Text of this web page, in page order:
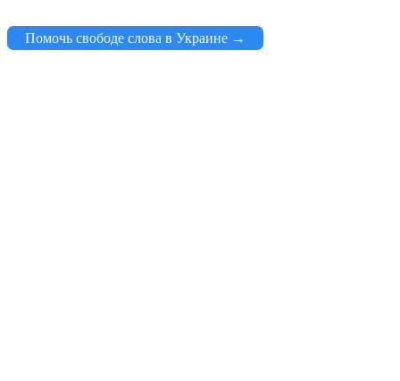
Помочь свободе слова в Украине →